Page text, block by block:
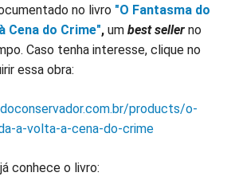
no livro "O Fantasma do
Cena do Crime", um best seller no
Caso tenha interesse, clique no
essa obra:
products/o-
a-volta-a-cena-do-crime
conhece o livro: